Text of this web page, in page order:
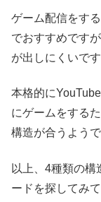
ゲーム配信をす
でおすすめです
が出しにくいです
本格的に
にゲームをする
構造が合うようで
以上、4種類の
ードを探してみ